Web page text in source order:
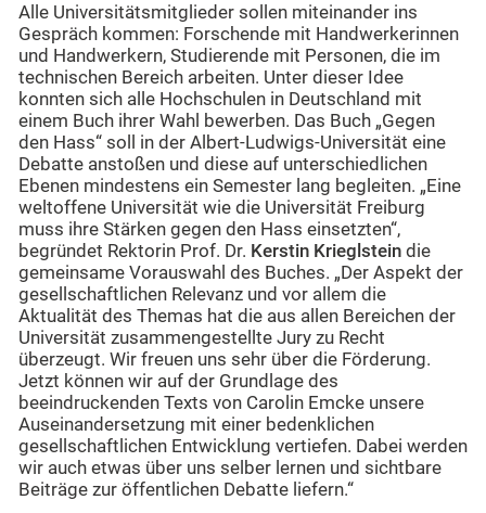
Alle Universitätsmitglieder sollen miteinander ins
Gespräch kommen: Forschende mit Handwerkerinnen
und Handwerkern, Studierende mit Personen, die im
technischen Bereich arbeiten. Unter dieser Idee
konnten sich alle Hochschulen in Deutschland mit
einem Buch ihrer Wahl bewerben. Das Buch „Gegen
den Hass“ soll in der Albert-Ludwigs-Universität eine
Debatte anstoßen und diese auf unterschiedlichen
Ebenen mindestens ein Semester lang begleiten. „Eine
weltoffene Universität wie die Universität Freiburg
muss ihre Stärken gegen den Hass einsetzten“,
begründet Rektorin Prof. Dr. Kerstin Krieglstein die
gemeinsame Vorauswahl des Buches. „Der Aspekt der
gesellschaftlichen Relevanz und vor allem die
Aktualität des Themas hat die aus allen Bereichen der
Universität zusammengestellte Jury zu Recht
überzeugt. Wir freuen uns sehr über die Förderung.
Jetzt können wir auf der Grundlage des
beeindruckenden Texts von Carolin Emcke unsere
Auseinandersetzung mit einer bedenklichen
gesellschaftlichen Entwicklung vertiefen. Dabei werden
wir auch etwas über uns selber lernen und sichtbare
Beiträge zur öffentlichen Debatte liefern.“